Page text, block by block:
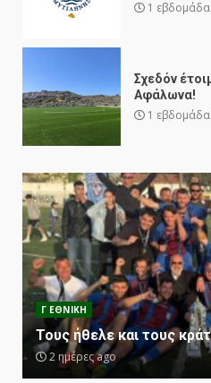
1
Σχεδόν
Αφάλωνα!
1
Γ ΕΘΝΙΚΗ
Τους ήθελε και τους
2 ημέρες ago